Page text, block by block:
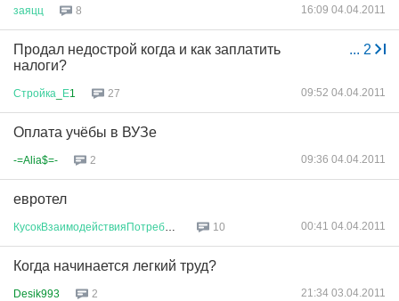
заяцц 8 16:09 04.04.2011
... 2
Продал недострой когда и как заплатить
налоги?
Стройка Е1 27 09:52 04.04.2011
Оплата учёбы в ВУЗе
-=Alia$=- 2 09:36 04.04.2011
евротел
... 10 00:41 04.04.2011
Когда начинается легкий труд?
Desik993 2 21:34 03.04.2011